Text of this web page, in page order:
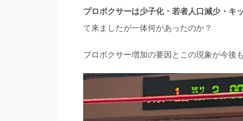
プロボクサーは少子化・若者人口減少・キ
て来ましたが一体何があったのか？
プロボクサー増加の要因とこの現象が今後